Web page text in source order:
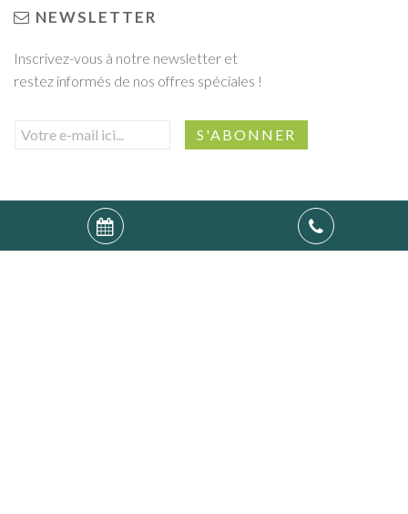
NEWSLETTER
Inscrivez-vous à notre newsletter et
restez informés de nos offres spéciales !